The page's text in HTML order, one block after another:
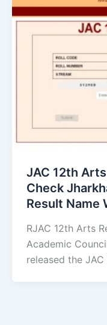
JAC 12th
Check
Result Name
RJAC 12th Arts
Academic
released the